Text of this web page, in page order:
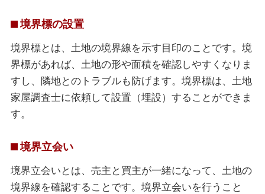
境界標の設置
境界標とは、土地の境界線を示す目印のことです。境
界標があれば、土地の形や面積を確認しやすくなりま
すし、隣地とのトラブルも防げます。境界標は、土地
家屋調査士に依頼して設置（埋設）することができま
す。
境界立会い
境界立会いとは、売主と買主が一緒になって、土地の
境界線を確認することです。境界立会いを行うこと